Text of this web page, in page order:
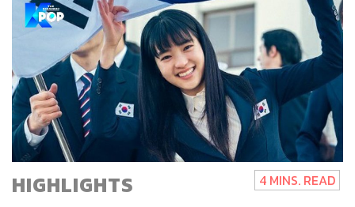
HIGHLIGHTS 4 MINS. READ